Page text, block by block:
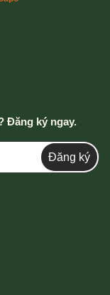
Đăng ký ngay.
Đăng ký